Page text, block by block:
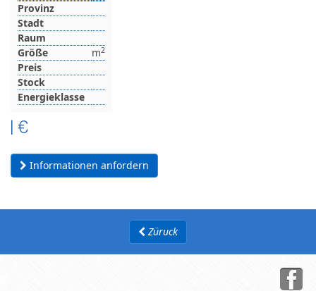
Provinz
Stadt
Raum
Größe
m2
Preis
Stock
Energieklasse
| €
Informationen anfordern
Züruck